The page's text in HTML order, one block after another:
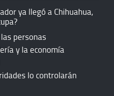
ya llegó a Chihuahua,
personas
y la economía
lo controlarán